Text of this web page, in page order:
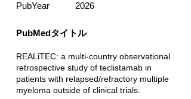
PubYear 2026
PubMedタイトル
REALiTEC: a multi-country observational
retrospective study of teclistamab in
patients with relapsed/refractory multiple
myeloma outside of clinical trials.